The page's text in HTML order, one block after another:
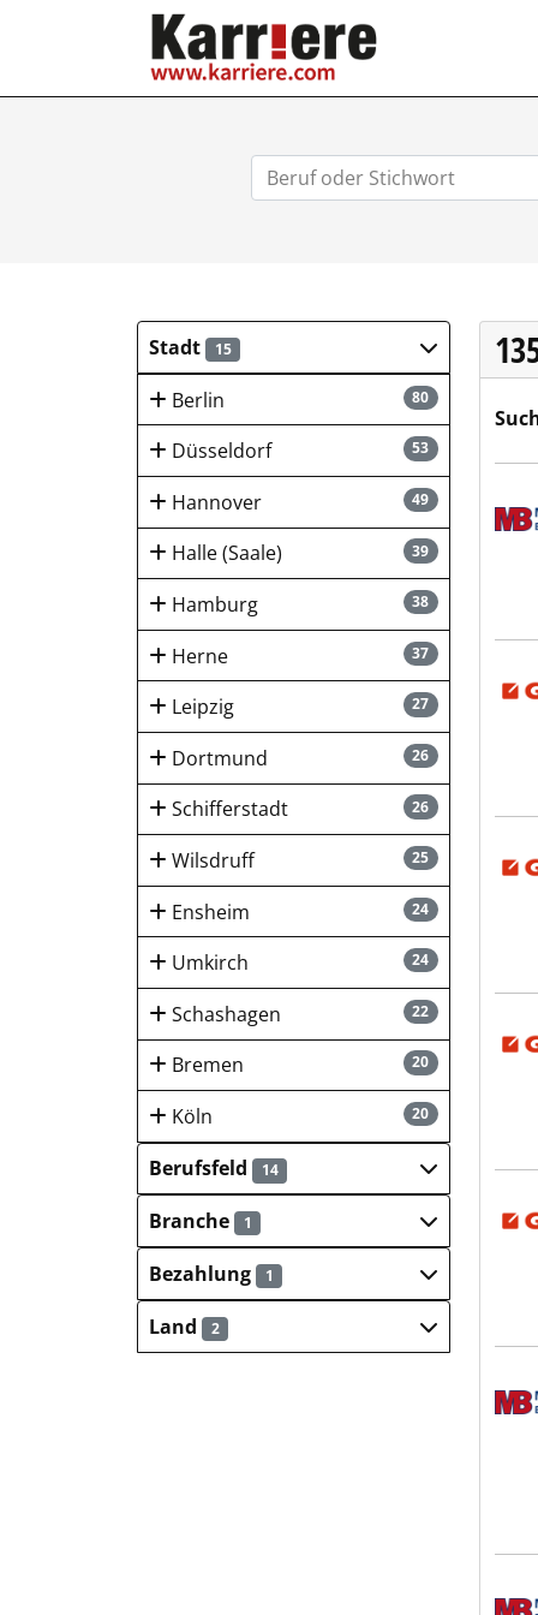
Stadt 15
80
Berlin
53
Düsseldorf
49
Hannover
39
Halle (Saale)
38
Hamburg
37
Herne
27
Leipzig
26
Dortmund
26
Schifferstadt
25
Wilsdruff
24
Ensheim
24
Umkirch
22
Schashagen
20
Bremen
20
Köln
Berufsfeld
14
Branche 1
Bezahlung 1
Land 2